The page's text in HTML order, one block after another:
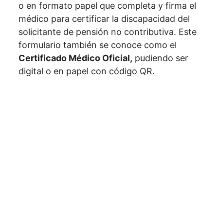
o en formato papel que completa y firma el
médico para certificar la discapacidad del
solicitante de pensión no contributiva. Este
formulario también se conoce como el
Certificado Médico Oficial, pudiendo ser
digital o en papel con código QR.